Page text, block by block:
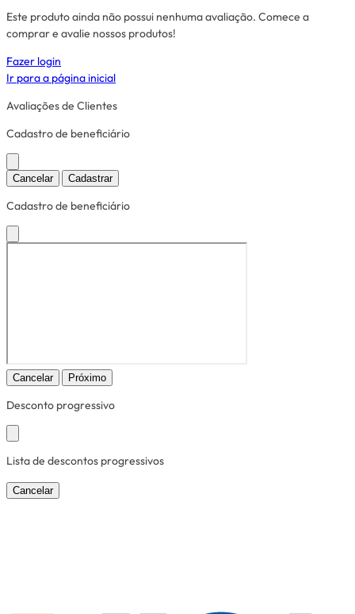
Este produto ainda não possui nenhuma avaliação. Comece a
comprar e avalie nossos produtos!
Fazer login
Ir para a página inicial
Avaliações de Clientes
Cadastro de beneficiário
Cancelar Cadastrar
Cadastro de beneficiário
Cancelar Próximo
Desconto progressivo
Lista de descontos progressivos
Cancelar